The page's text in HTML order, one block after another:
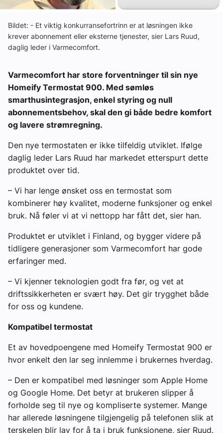
Bransjekommentar
Nyheter
Aktuelle prosjekter
Bildet: - Et viktig konkurransefortrinn er at løsningen ikke
krever abonnement eller eksterne tjenester, sier Lars Ruud,
daglig leder i Varmecomfort.
Varmecomfort har store forventninger til sin nye
Homeify Termostat 900. Med sømløs
smarthusintegrasjon, enkel styring og null
abonnementsbehov, skal den gi både bedre komfort
og lavere strømregning.
Den nye termostaten er ikke tilfeldig utviklet. Ifølge
daglig leder Lars Ruud har markedet etterspurt dette
produktet over tid.
– Vi har lenge ønsket oss en termostat som
kombinerer høy kvalitet, moderne funksjoner og enkel
bruk. Nå føler vi at vi nettopp har fått det, sier han.
Produktet er utviklet i Finland, og bygger videre på
tidligere generasjoner som Varmecomfort har gode
erfaringer med.
– Vi kjenner teknologien godt fra før, og vet at
driftssikkerheten er svært høy. Det gir trygghet både
for oss og kundene.
Kompatibel termostat
Et av hovedpoengene med Homeify Termostat 900 er
hvor enkelt den lar seg innlemme i brukernes hverdag.
– Den er kompatibel med løsninger som Apple Home
og Google Home. Det betyr at brukeren slipper å
forholde seg til nye og kompliserte systemer. Mange
har allerede løsningene tilgjengelig på telefonen slik at
terskelen blir lav for å ta i bruk funksjonene, sier Ruud.